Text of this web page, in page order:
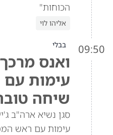
הכוחות"
אליהו לוי
09:50 בבלי
ואנס
עימות עם
שיחה
סגן נשיא ארה"ב
עימות עם ראש